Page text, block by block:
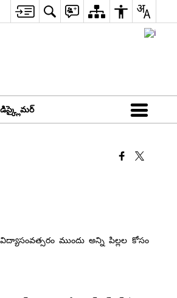
డిస్క్లైమర్
ముందు అన్ని పిల్లల కోసం